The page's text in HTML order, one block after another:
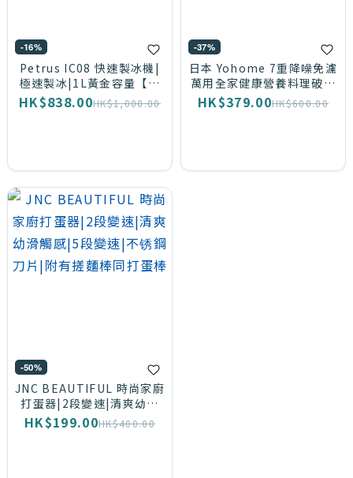
-16%
Petrus IC08 快速製冰機|
極速製冰|1L黃金容量【預
計7個工作日到貨】
HK$838.00HK$1,000.00
-37%
日本 Yohome 7重降噪免濾
萬用全家健康營養料理破壁
機【預計7個工作日到貨】
HK$379.00HK$600.00
-50%
JNC BEAUTIFUL 時尚家廚
打蛋器|2段變速|清爽幼滑
觸感|5段變速|不锈鋼刀片|
附有搓麵棒同打蛋棒
HK$199.00HK$400.00